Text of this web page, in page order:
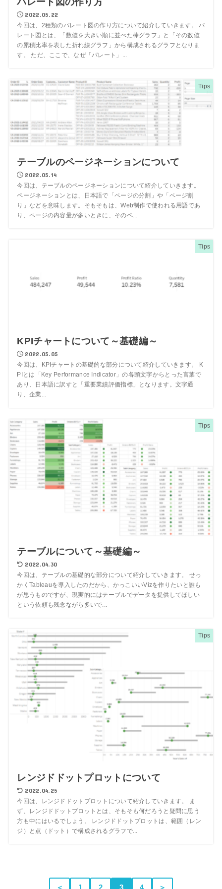
2022.05.22
今回は、2種類のパレート図の作り方について紹介していきます。 パ
レート図とは、「数値を大きい順に並べた棒グラフ」と「その数値
の累積比率を表した折れ線グラフ」から構成されるグラフとなりま
す。 ただ、ここで、なぜ「パレート」...
Tips
テーブルのページネーションについて
2022.05.14
今回は、テーブルのページネーションについて紹介していきます。
ページネーションとは、日本語で「ページの分割」や「ページ割
り」などを意味します。そもそもは、Web制作で使われる用語であ
り、ページの内容量が多いときに、そのペ...
Tips
KPIチャートについて～基礎編～
2022.05.05
今回は、KPIチャートの基礎的な部分について紹介していきます。 K
PIとは「Key Performance Indicator」の各頭文字からとった言葉で
あり、日本語に訳すと「重要業績評価指標」となります。文字通
り、企業...
Tips
テーブルについて～基礎編～
2022.04.30
今回は、テーブルの基礎的な部分について紹介していきます。 せっ
かくTableauを導入したのだから、かっこいいVizを作りたいと誰も
が思うものですが、現実的にはテーブルでデータを提供してほしい
という依頼も残念ながら多いで...
Tips
レンジドドットプロットについて
2022.04.25
今回は、レンジドドットプロットについて紹介していきます。 ま
ず、レンジドドットプロットとは、そもそも何だろうと疑問に思う
方も中にはいるでしょう。 レンジドドットプロットは、範囲（レン
ジ）と点（ドット）で構成されるグラフで...